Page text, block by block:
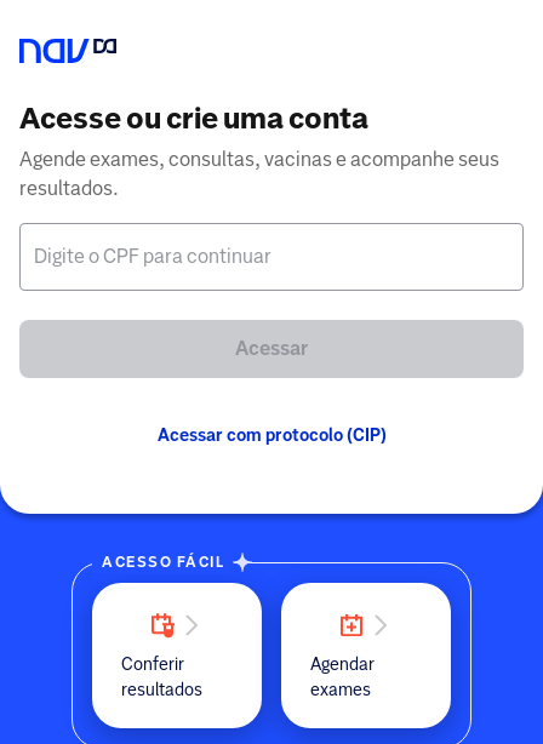
Acesse ou crie uma conta
Agende exames, consultas, vacinas e acompanhe seus
resultados.
Digite o CPF para continuar
Acessar
Acessar com protocolo (CIP)
ACESSO FÁCIL
Conferir
resultados
Agendar
exames